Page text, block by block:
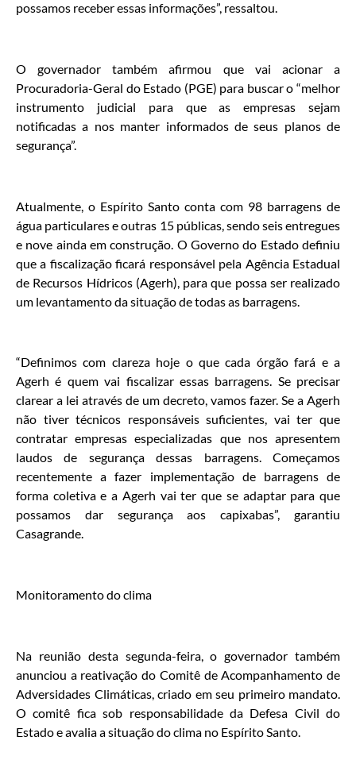
possamos receber essas informações”, ressaltou.
O governador também afirmou que vai acionar a
Procuradoria-Geral do Estado (PGE) para buscar o “melhor
instrumento judicial para que as empresas sejam
notificadas a nos manter informados de seus planos de
segurança”.
Atualmente, o Espírito Santo conta com 98 barragens de
água particulares e outras 15 públicas, sendo seis entregues
e nove ainda em construção. O Governo do Estado definiu
que a fiscalização ficará responsável pela Agência Estadual
de Recursos Hídricos (Agerh), para que possa ser realizado
um levantamento da situação de todas as barragens.
“Definimos com clareza hoje o que cada órgão fará e a
Agerh é quem vai fiscalizar essas barragens. Se precisar
clarear a lei através de um decreto, vamos fazer. Se a Agerh
não tiver técnicos responsáveis suficientes, vai ter que
contratar empresas especializadas que nos apresentem
laudos de segurança dessas barragens. Começamos
recentemente a fazer implementação de barragens de
forma coletiva e a Agerh vai ter que se adaptar para que
possamos dar segurança aos capixabas”, garantiu
Casagrande.
Monitoramento do clima
Na reunião desta segunda-feira, o governador também
anunciou a reativação do Comitê de Acompanhamento de
Adversidades Climáticas, criado em seu primeiro mandato.
O comitê fica sob responsabilidade da Defesa Civil do
Estado e avalia a situação do clima no Espírito Santo.